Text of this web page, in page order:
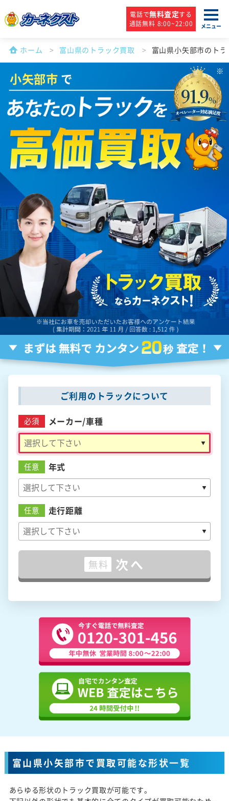
電話で無料査定する
通話無料 8:00~22:00
メニュー
ホーム 富山県のトラック買取 富山県小矢部市のト
小矢部市 で
ご利用のトラックについて
必須 メーカー/車種
任意 年式
任意 走行距離
無料 次へ
富山県小矢部市で買取可能な形状一覧
あらゆる形状のトラック買取が可能です。